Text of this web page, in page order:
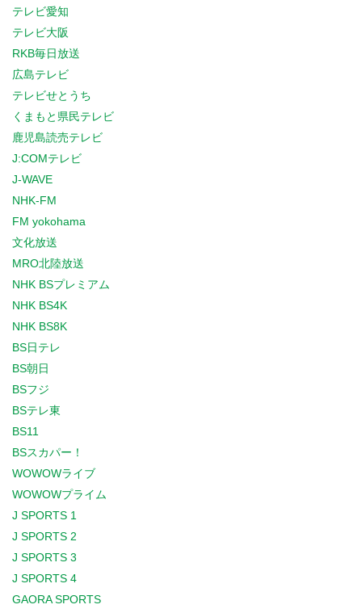
テレビ愛知
テレビ大阪
RKB毎日放送
広島テレビ
テレビせとうち
くまもと県民テレビ
鹿児島読売テレビ
J:COMテレビ
J-WAVE
NHK-FM
FM yokohama
文化放送
MRO北陸放送
NHK BSプレミアム
NHK BS4K
NHK BS8K
BS日テレ
BS朝日
BSフジ
BSテレ東
BS11
BSスカパー！
WOWOWライブ
WOWOWプライム
J SPORTS 1
J SPORTS 2
J SPORTS 3
J SPORTS 4
GAORA SPORTS